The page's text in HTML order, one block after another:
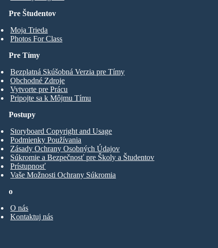
Pre Študentov
Moja Trieda
Photos For Class
Pre Tímy
Bezplatná Skúšobná Verzia pre Tímy
Obchodné Zdroje
Vytvorte pre Prácu
Pripojte sa k Môjmu Tímu
o
O nás
Kontaktuj nás
Postupy
Storyboard Copyright and Usage
Podmienky Používania
Zásady Ochrany Osobných Údajov
Súkromie a Bezpečnosť pre Školy a Študentov
Prístupnosť
Vaše Možnosti Ochrany Súkromia